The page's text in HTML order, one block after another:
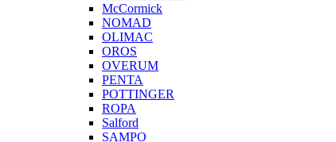
McCormick
NOMAD
OLIMAC
OROS
OVERUM
PENTA
POTTINGER
ROPA
Salford
SAMPO